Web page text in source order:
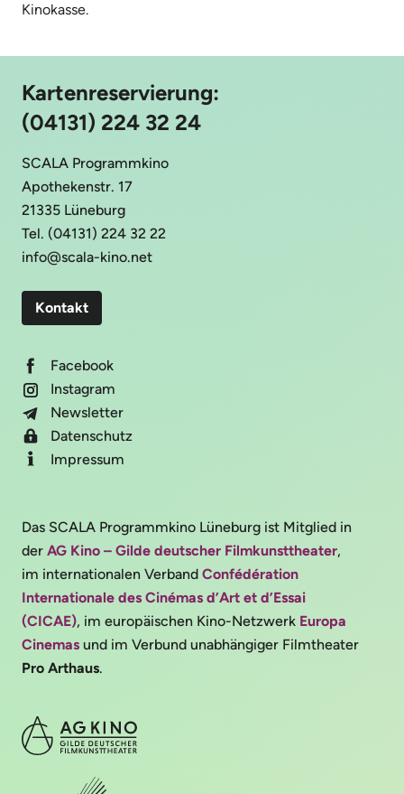
Kinokasse.
Kartenreservierung:
(04131) 224 32 24
SCALA Programmkino
Apothekenstr. 17
21335 Lüneburg
Tel. (04131) 224 32 22
info@scala-kino.net
Kontakt
Facebook
Instagram
Newsletter
Datenschutz
Impressum
Das SCALA Programmkino Lüneburg ist Mitglied in
der AG Kino – Gilde deutscher Filmkunsttheater,
im internationalen Verband Confédération
Internationale des Cinémas d’Art et d’Essai
(CICAE), im europäischen Kino-Netzwerk Europa
Cinemas und im Verbund unabhängiger Filmtheater
Pro Arthaus.